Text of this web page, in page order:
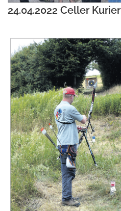
24.04.2022 Celler Kurier